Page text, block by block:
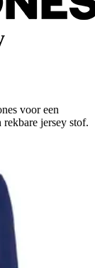
voor een
jersey stof.